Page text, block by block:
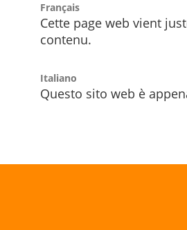
Français
Cette page web vient
contenu.
Italiano
Questo sito web è